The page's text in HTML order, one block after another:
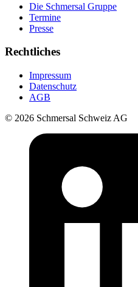
Die Schmersal Gruppe
Termine
Presse
Rechtliches
Impressum
Datenschutz
AGB
© 2026 Schmersal Schweiz AG